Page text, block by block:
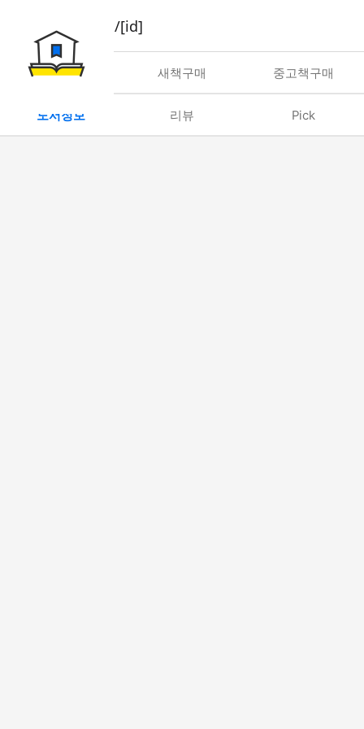
book/rent/[id]
대여 새책구매 중고책구매
도서정보 리뷰 Pick